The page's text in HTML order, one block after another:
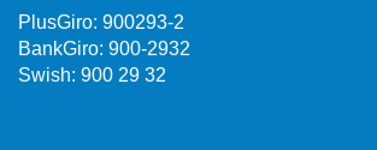
PlusGiro: 900293-2
BankGiro: 900-2932
Swish: 900 29 32